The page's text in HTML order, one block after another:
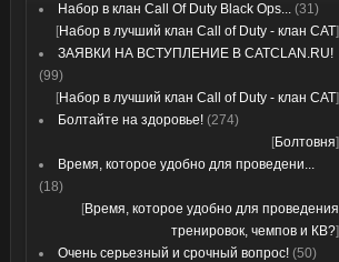
Набор в клан Call Of Duty Black Ops... (31)
[Набор в лучший клан Call of Duty - клан CAT]
ЗАЯВКИ НА ВСТУПЛЕНИЕ В CATCLAN.RU!
(99)
[Набор в лучший клан Call of Duty - клан CAT]
Болтайте на здоровье! (274)
[Болтовня]
Время, которое удобно для проведени...
(18)
[Время, которое удобно для проведения
тренировок, чемпов и КВ?]
Очень серьезный и срочный вопрос! (50)